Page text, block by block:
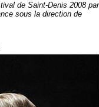
de Saint-Denis 2008 par
sous la direction de